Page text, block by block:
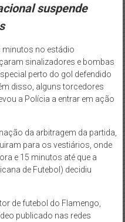
suspende
no estádio
sinalizadores e bombas
perto do gol defendido
disso, alguns torcedores
a Polícia a entrar em ação
da arbitragem da partida,
para os vestiários, onde
e 15 minutos até que a
de Futebol) decidiu
de futebol do Flamengo,
publicado nas redes